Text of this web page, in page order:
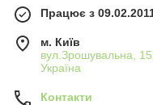
Працює з
м. Київ
вул.Зрошувальна,
Україна
Контакти